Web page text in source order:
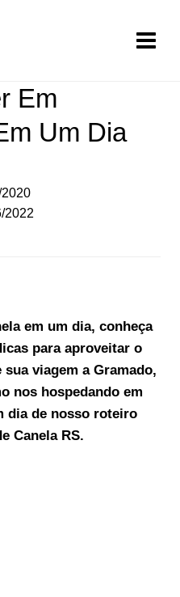
Em
Um Dia
2022
em um dia, conheça
para aproveitar o
viagem a Gramado,
nos hospedando em
dia de nosso roteiro
Canela RS.